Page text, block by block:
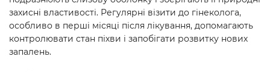
захисні властивості. Регулярні візити до гінеколога,
особливо в перші місяці після лікування, допомагають
контролювати стан піхви і запобігати розвитку нових
запалень.